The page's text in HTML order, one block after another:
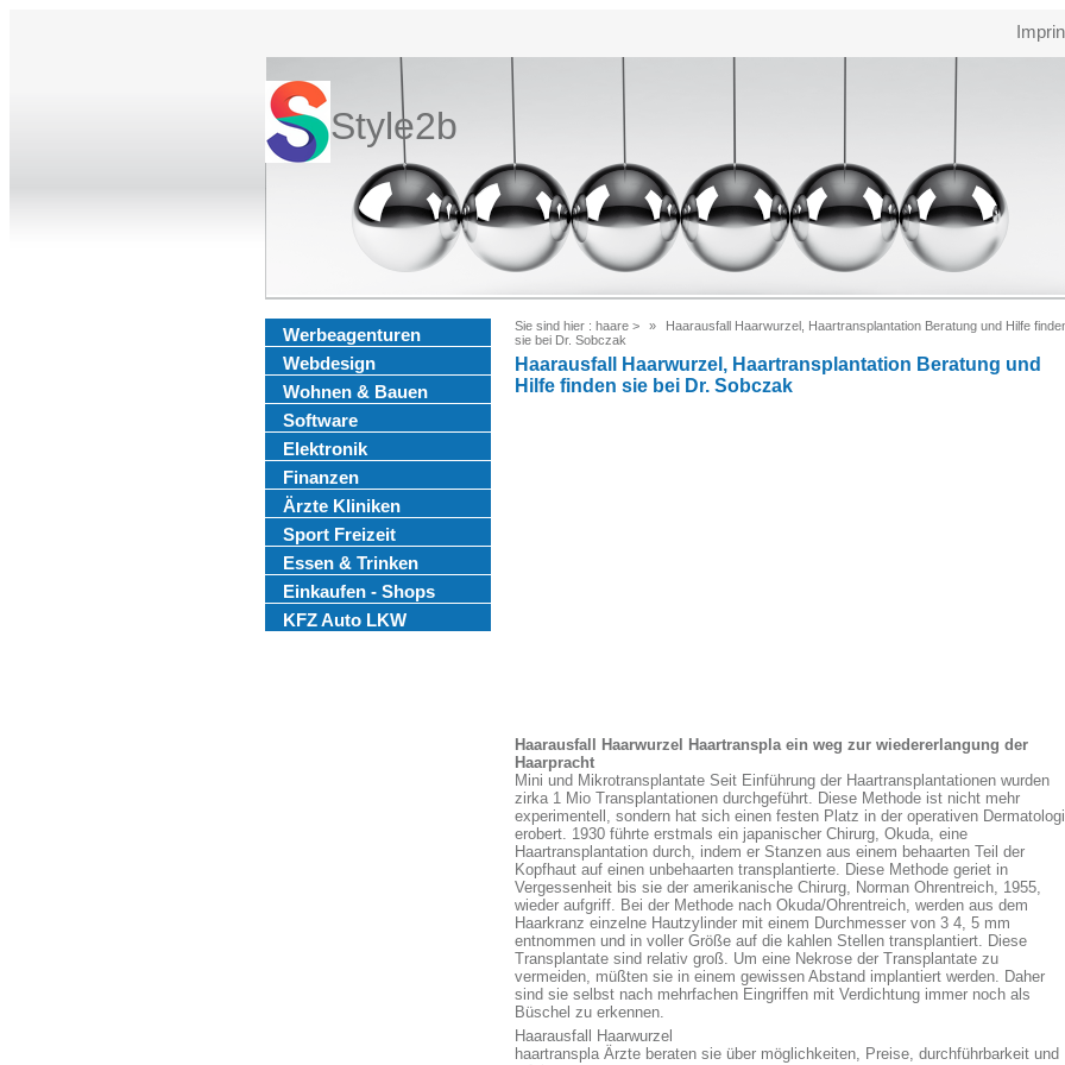
Style2b
Werbeagenturen
Webdesign
Wohnen & Bauen
Software
Elektronik
Finanzen
Ärzte Kliniken
Sport Freizeit
Essen & Trinken
Einkaufen - Shops
KFZ Auto LKW
Sie sind hier : haare >
Haarausfall Haarwurzel, Haartransplantation Beratung und Hilfe
sie bei Dr. Sobczak
Haarausfall Haarwurzel, Haartransplantation Beratung und
Hilfe finden sie bei Dr. Sobczak
Haarausfall Haarwurzel Haartranspla ein weg zur wiedererlangung der
Haarpracht
Mini und Mikrotransplantate Seit Einführung der Haartransplantationen wurden
zirka 1 Mio Transplantationen durchgeführt. Diese Methode ist nicht mehr
experimentell, sondern hat sich einen festen Platz in der operativen
erobert. 1930 führte erstmals ein japanischer Chirurg, Okuda, eine
Haartransplantation durch, indem er Stanzen aus einem behaarten Teil der
Kopfhaut auf einen unbehaarten transplantierte. Diese Methode geriet in
Vergessenheit bis sie der amerikanische Chirurg, Norman Ohrentreich, 1955,
wieder aufgriff. Bei der Methode nach Okuda/Ohrentreich, werden aus dem
Haarkranz einzelne Hautzylinder mit einem Durchmesser von 3 4, 5 mm
entnommen und in voller Größe auf die kahlen Stellen transplantiert. Diese
Transplantate sind relativ groß. Um eine Nekrose der Transplantate zu
vermeiden, müßten sie in einem gewissen Abstand implantiert werden. Daher
sind sie selbst nach mehrfachen Eingriffen mit Verdichtung immer noch als
Büschel zu erkennen.
Haarausfall Haarwurzel
haartranspla Ärzte beraten sie über möglichkeiten, Preise, durchführbarkeit und